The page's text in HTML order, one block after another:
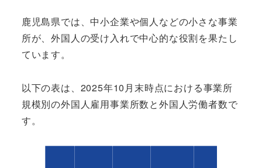
鹿児島県では、中小企業や個人などの小さな事業
所が、外国人の受け入れで中心的な役割を果たし
ています。
以下の表は、2025年10月末時点における事業所
規模別の外国人雇用事業所数と外国人労働者数で
す。